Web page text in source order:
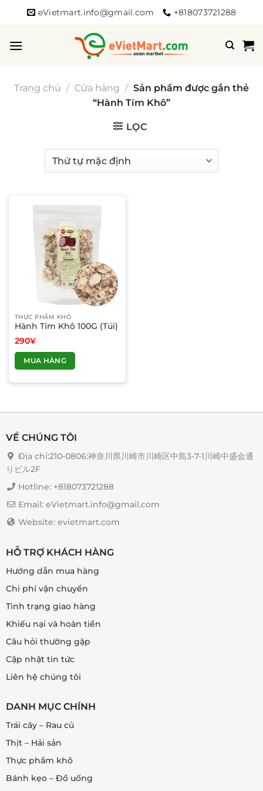
dung
eVietmart.info@gmail.com +818073721288
Trang chủ / Cửa hàng / Sản phẩm được gắn thẻ
“Hành Tím Khô”
LỌC
THỰC PHẨM KHÔ
Hành Tím Khô 100G (Túi)
290¥
MUA HÀNG
VỀ CHÚNG TÔI
Địa chỉ:210-0806:神奈川県川崎市川崎区中島3-7-1川崎中盛会通
りビル2F
Hotline: +818073721288
Email: eVietmart.info@gmail.com
Website: evietmart.com
HỖ TRỢ KHÁCH HÀNG
Hướng dẫn mua hàng
Chi phí vận chuyển
Tình trạng giao hàng
Khiếu nại và hoàn tiền
Câu hỏi thường gặp
Cập nhật tin tức
Liên hệ chúng tôi
DANH MỤC CHÍNH
Trái cây – Rau củ
Thịt – Hải sản
Thực phẩm khô
Bánh kẹo – Đồ uống